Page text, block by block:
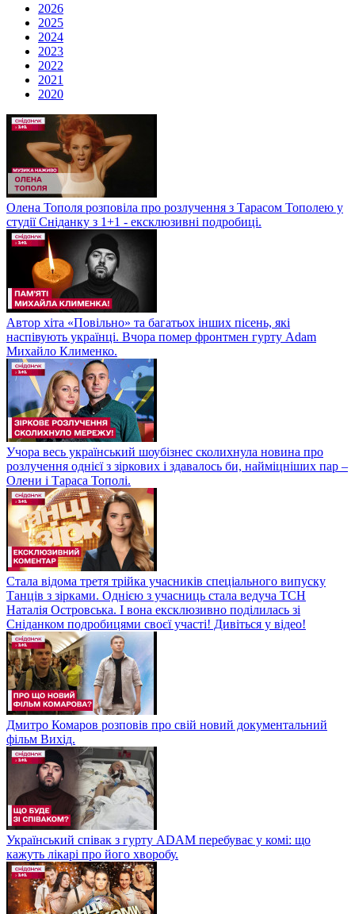
2026
2025
2024
2023
2022
2021
2020
Олена Тополя розповіла про розлучення з Тарасом Тополею у
студії Сніданку з 1+1 - ексклюзивні подробиці.
Автор хіта «Повільно» та багатьох інших пісень, які
наспівують українці. Вчора помер фронтмен гурту Adam
Михайло Клименко.
Учора весь український шоубізнес сколихнула новина про
розлучення однієї з зіркових і здавалось би, найміцніших пар –
Олени і Тараса Тополі.
Стала відома третя трійка учасників спеціального випуску
Танців з зірками. Однією з учасниць стала ведуча ТСН
Наталія Островська. І вона ексклюзивно поділилась зі
Сніданком подробицями своєї участі! Дивіться у відео!
Дмитро Комаров розповів про свій новий документальний
фільм Вихід.
Український співак з гурту ADAM перебуває у комі: що
кажуть лікарі про його хворобу.